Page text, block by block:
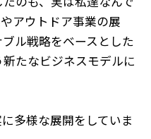
アウトドア事業の展
ル戦略をベースとした
たなビジネスモデルに
多様な展開をしていま